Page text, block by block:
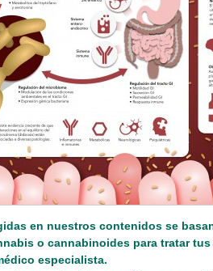
en nuestros contenidos se
o cannabinoides para tratar
especialista.